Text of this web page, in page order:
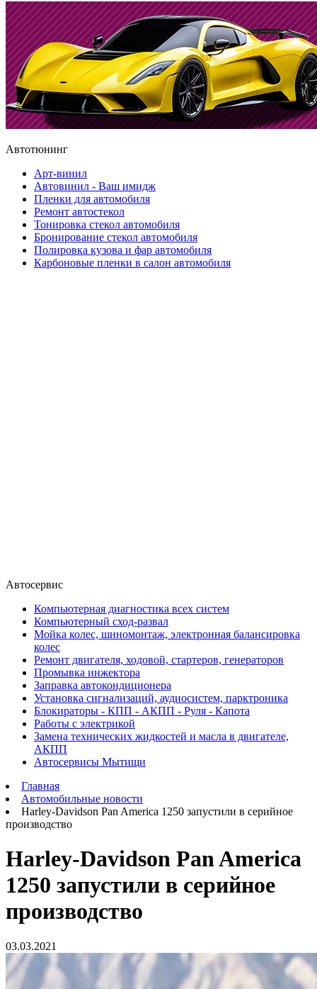
Автотюнинг
Арт-винил
Автовинил - Ваш имидж
Пленки для автомобиля
Ремонт автостекол
Тонировка стекол автомобиля
Бронирование стекол автомобиля
Полировка кузова и фар автомобиля
Карбоновые пленки в салон автомобиля
Автосервис
Компьютерная диагностика всех систем
Компьютерный сход-развал
Мойка колес, шиномонтаж, электронная балансировка
колес
Ремонт двигателя, ходовой, стартеров, генераторов
Промывка инжектора
Заправка автокондиционера
Установка сигнализаций, аудиосистем, парктроника
Блокираторы - КПП - АКПП - Руля - Капота
Работы с электрикой
Замена технических жидкостей и масла в двигателе,
АКПП
Автосервисы Мытищи
Главная
Автомобильные новости
Harley-Davidson Pan America 1250 запустили в серийное
производство
Harley-Davidson Pan America
1250 запустили в серийное
производство
03.03.2021